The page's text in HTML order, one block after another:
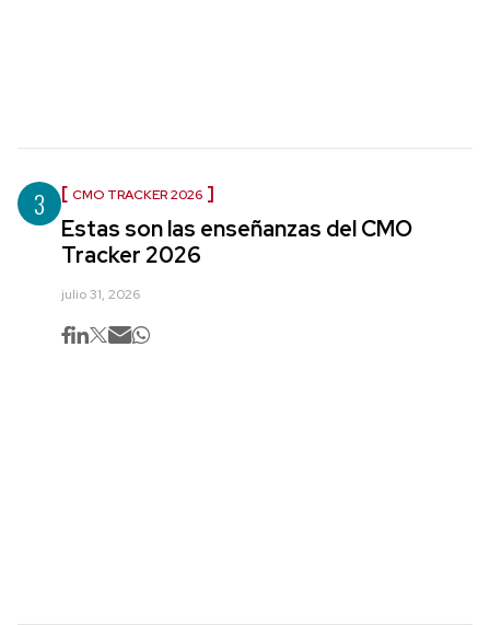
3 CMO TRACKER 2026
Estas son las enseñanzas del CMO
Tracker 2026
julio 31, 2026